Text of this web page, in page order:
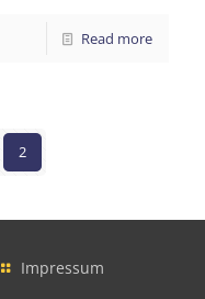
Read more
2
Impressum